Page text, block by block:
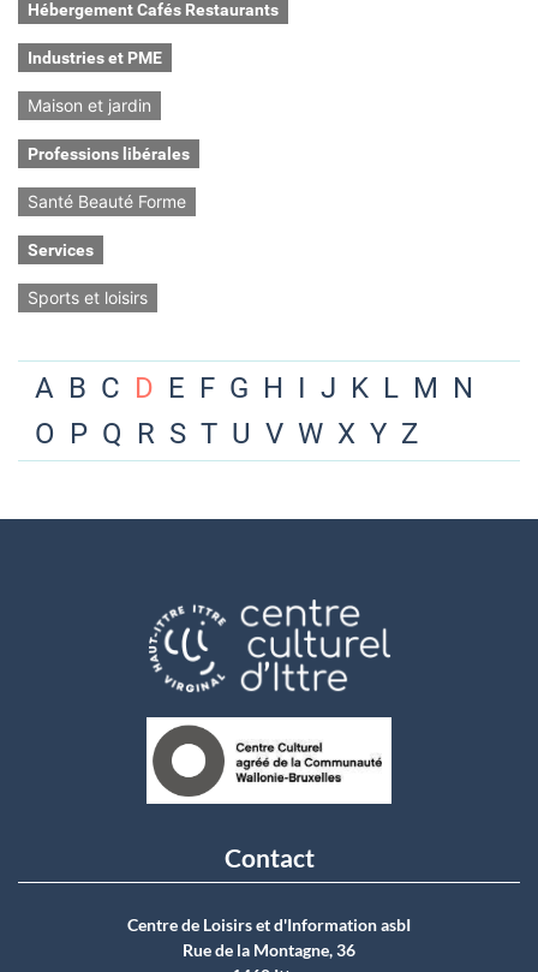
Hébergement Cafés Restaurants
Industries et PME
Maison et jardin
Professions libérales
Santé Beauté Forme
Services
Sports et loisirs
A B C D E F G H I J K L M N
O P Q R S T U V W X Y Z
Contact
Centre de Loisirs et d'Information asbI
Rue de la Montagne, 36